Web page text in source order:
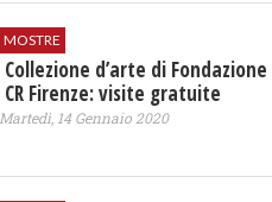
MOSTRE
Collezione d’arte di Fondazione
CR Firenze: visite gratuite
Martedì, 14 Gennaio 2020